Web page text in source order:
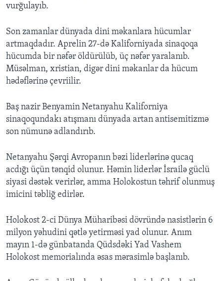
vurğulayıb.
Son zamanlar dünyada dini məkanlara hücumlar
artmaqdadır. Aprelin 27-də Kaliforniyada sinaqoqa
hücumda bir nəfər öldürülüb, üç nəfər yaralanıb.
Müsəlman, xristian, digər dini məkanlar da hücum
hədəflərinə çevriilir.
Baş nazir Benyamin Netanyahu Kaliforniya
sinaqoqundakı atışmanı dünyada artan antisemitizmə
son nümunə adlandırıb.
Netanyahu Şərqi Avropanın bəzi liderlərinə qucaq
acdığı üçün tənqid olunur. Həmin liderlər İsrailə güclü
siyasi dəstək verirlər, amma Holokostun təhrif olunmuş
imicini təbliğ edirlər.
Holokost 2-ci Dünya Müharibəsi dövründə nasistlərin 6
milyon yəhudini qətlə yetirməsi yad olunur. Anım
mayın 1-də günbatanda Qüdsdəki Yad Vashem
Holokost memorialında əsas mərasimlə başlanıb.